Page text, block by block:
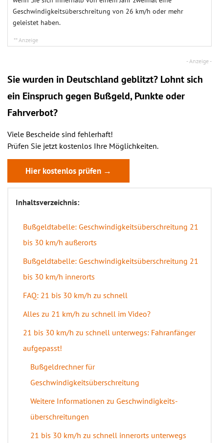
Geschwindigkeitsüberschreitung von 26 km/h oder mehr
geleistet haben.
Sie wurden in Deutschland geblitzt? Lohnt sich
ein Einspruch gegen Bußgeld, Punkte oder
Fahrverbot?
Viele Bescheide sind fehlerhaft!
Prüfen Sie jetzt kostenlos Ihre Möglichkeiten.
Hier kostenlos prüfen →
Inhaltsverzeichnis:
Bußgeldtabelle: Geschwindigkeitsüberschreitung 21
bis 30 km/h außerorts
Bußgeldtabelle: Geschwindigkeitsüberschreitung 21
bis 30 km/h innerorts
FAQ: 21 bis 30 km/h zu schnell
Alles zu 21 km/h zu schnell im Video?
21 bis 30 km/h zu schnell unterwegs: Fahranfänger
aufgepasst!
Bußgeldrechner für
Geschwindigkeitsüberschreitung
Weitere Informationen zu Geschwindigkeits­
überschreitungen
21 bis 30 km/h zu schnell innerorts unterwegs